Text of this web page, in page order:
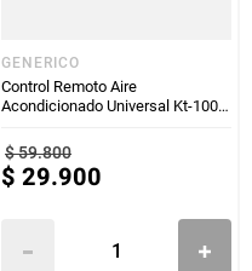
GENERICO
Control Remoto Aire
Acondicionado Universal Kt-100A
$59.800
$ 29.900